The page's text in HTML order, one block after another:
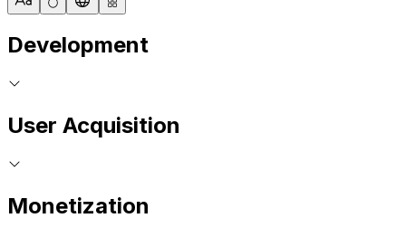
Development
User Acquisition
Monetization